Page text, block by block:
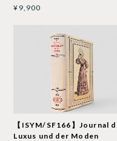
¥9,900
【ISYM/SF166】Journal
Luxus und der Moden